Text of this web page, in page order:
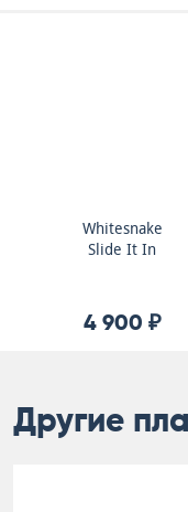
Whitesnake
Slide It In
4 900 ₽
Другие